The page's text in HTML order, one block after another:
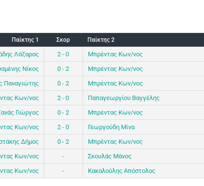
Παίκτης 1 Σκορ Παίκτης 2
Λάζαρος 2 - 0 Μπρέντας Κων/νος
Νίκος 0 - 2 Μπρέντας Κων/νος
Παναγιώτης 0 - 2 Μπρέντας Κων/νος
Κων/νος 2 - 0 Παπαγεωργίου Βαγγέλης
Γιώργος 0 - 2 Μπρέντας Κων/νος
Κων/νος 2 - 0 Γεωργούδη Μίνα
Δήμος 0 - 2 Μπρέντας Κων/νος
Κων/νος - Σκουλάς Μάνος
Κων/νος - Κακαλούλης Απόστολος